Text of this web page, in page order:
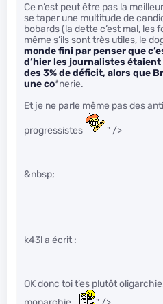
Ce n’est peut être pas la
se taper une multitude de
bobards (la dette c’est mal, les
même s’ils sont très utiles, le
monde fini par penser que
d’hier les journalistes
des 3% de déficit, alors que
une co*nerie.
Et je ne parle même pas des
progressistes " />
&nbsp;
k43l a écrit :
OK donc toi t’es plutôt